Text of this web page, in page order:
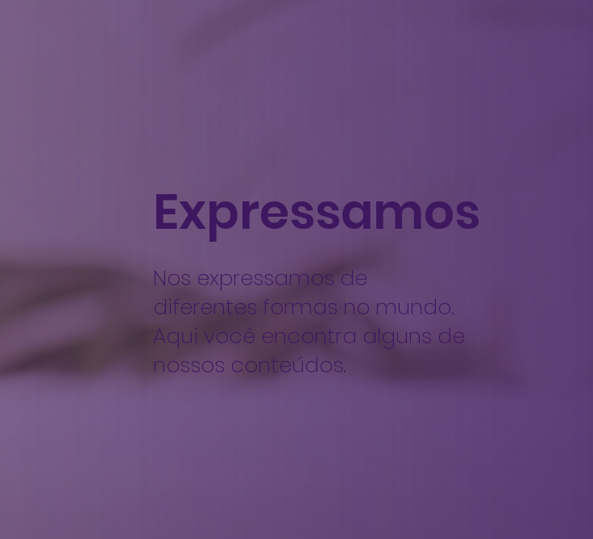
Expressamos
Nos expressamos de
diferentes formas no mundo.
Aqui você encontra alguns de
nossos conteúdos.